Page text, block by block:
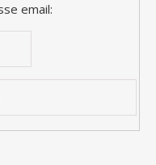
email: